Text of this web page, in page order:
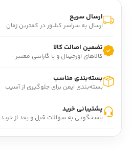
ارسال سریع
ارسال به سراسر کشور در کمترین زمان
تضمین اصالت کالا
کالاهای اورجینال و با گارانتی معتبر
بسته‌بندی مناسب
بسته‌بندی ایمن برای جلوگیری از آسیب
پشتیبانی خرید
پاسخگویی به سوالات قبل و بعد از خرید